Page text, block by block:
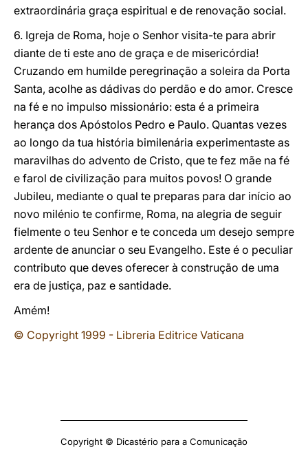
extraordinária graça espiritual e de renovação social.
6. Igreja de Roma, hoje o Senhor visita-te para abrir
diante de ti este ano de graça e de misericórdia!
Cruzando em humilde peregrinação a soleira da Porta
Santa, acolhe as dádivas do perdão e do amor. Cresce
na fé e no impulso missionário: esta é a primeira
herança dos Apóstolos Pedro e Paulo. Quantas vezes
ao longo da tua história bimilenária experimentaste as
maravilhas do advento de Cristo, que te fez mãe na fé
e farol de civilização para muitos povos! O grande
Jubileu, mediante o qual te preparas para dar início ao
novo milénio te confirme, Roma, na alegria de seguir
fielmente o teu Senhor e te conceda um desejo sempre
ardente de anunciar o seu Evangelho. Este é o peculiar
contributo que deves oferecer à construção de uma
era de justiça, paz e santidade.
Amém!
© Copyright 1999 - Libreria Editrice Vaticana
Copyright © Dicastério para a Comunicação